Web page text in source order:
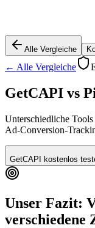
Alle Vergleiche
← Alle Vergleiche
GetCAPI vs
Unterschiedliche
Ad-Conversion-
GetCAPI kostenlos
Unser Fazit:
verschiedene